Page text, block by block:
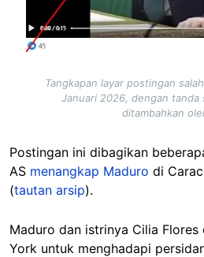
Tangkapan layar postingan
Januari 2026, dengan tanda
ditambahkan
Postingan ini dibagikan
AS menangkap Maduro di
(tautan arsip).
Maduro dan istrinya Cilia
York untuk menghadapi